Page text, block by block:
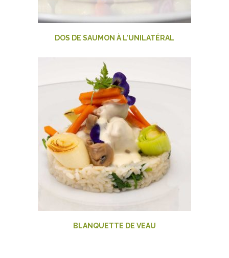
DOS DE SAUMON À L’UNILATÉRAL
BLANQUETTE DE VEAU